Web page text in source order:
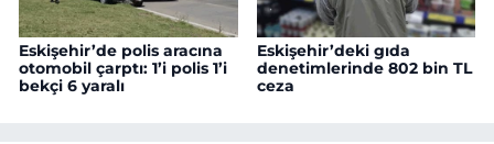
Eskişehir’de polis aracına
otomobil çarptı: 1’i polis 1’i
bekçi 6 yaralı
Eskişehir’deki gıda
denetimlerinde 802 bin TL
ceza